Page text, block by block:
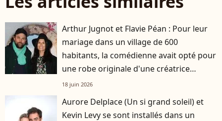
Arthur Jugnot et Flavie Péan : Pour leur
mariage dans un village de 600
habitants, la comédienne avait opté pour
une robe originale d'une créatrice
française
18 juin 2026
Aurore Delplace (Un si grand soleil) et
Kevin Levy se sont installés dans un